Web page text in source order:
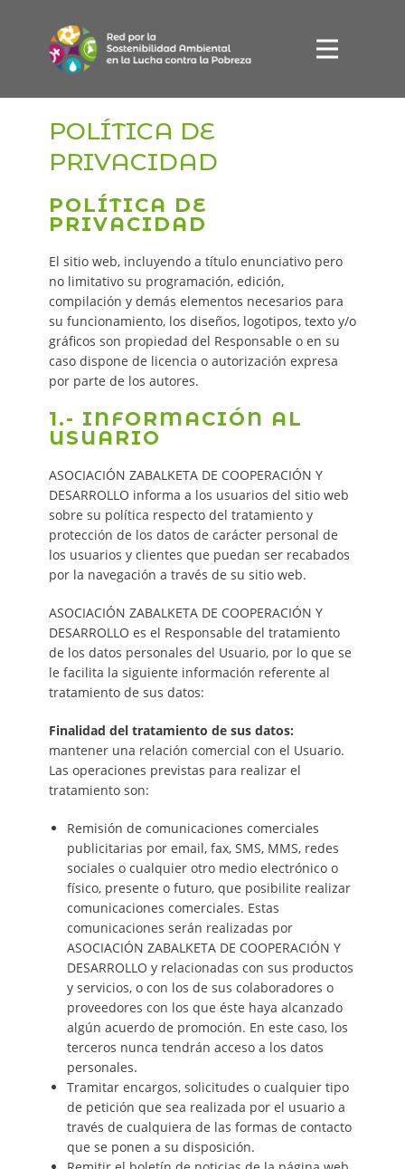
Inicio
Acciones
Quiénes somos
Publicaciones
POLÍTICA DE
PRIVACIDAD
POLÍTICA DE
PRIVACIDAD
El sitio web, incluyendo a título enunciativo pero
no limitativo su programación, edición,
compilación y demás elementos necesarios para
su funcionamiento, los diseños, logotipos, texto y/o
gráficos son propiedad del Responsable o en su
caso dispone de licencia o autorización expresa
por parte de los autores.
1.- INFORMACIÓN AL
USUARIO
ASOCIACIÓN ZABALKETA DE COOPERACIÓN Y
DESARROLLO informa a los usuarios del sitio web
sobre su política respecto del tratamiento y
protección de los datos de carácter personal de
los usuarios y clientes que puedan ser recabados
por la navegación a través de su sitio web.
ASOCIACIÓN ZABALKETA DE COOPERACIÓN Y
DESARROLLO es el Responsable del tratamiento
de los datos personales del Usuario, por lo que se
le facilita la siguiente información referente al
tratamiento de sus datos:
Finalidad del tratamiento de sus datos:
mantener una relación comercial con el Usuario.
Las operaciones previstas para realizar el
tratamiento son:
Remisión de comunicaciones comerciales
publicitarias por email, fax, SMS, MMS, redes
sociales o cualquier otro medio electrónico o
físico, presente o futuro, que posibilite realizar
comunicaciones comerciales. Estas
comunicaciones serán realizadas por
ASOCIACIÓN ZABALKETA DE COOPERACIÓN Y
DESARROLLO y relacionadas con sus productos
y servicios, o con los de sus colaboradores o
proveedores con los que éste haya alcanzado
algún acuerdo de promoción. En este caso, los
terceros nunca tendrán acceso a los datos
personales.
Tramitar encargos, solicitudes o cualquier tipo
de petición que sea realizada por el usuario a
través de cualquiera de las formas de contacto
que se ponen a su disposición.